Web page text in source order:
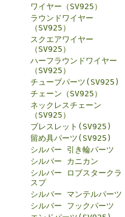
ワイヤー（SV925）
ラウンドワイヤー
（SV925）
スクエアワイヤー
（SV925）
ハーフラウンドワイヤー
（SV925）
チューブパーツ(SV925)
チェーン（SV925）
ネックレスチェーン
（SV925）
ブレスレット(SV925)
留め具パーツ(SV925)
シルバー 引き輪パーツ
シルバー カニカン
シルバー ロブスタークラ
スプ
シルバー マンテルパーツ
シルバー フックパーツ